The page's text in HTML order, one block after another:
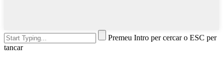
Premeu Intro per cercar o ESC per
tancar